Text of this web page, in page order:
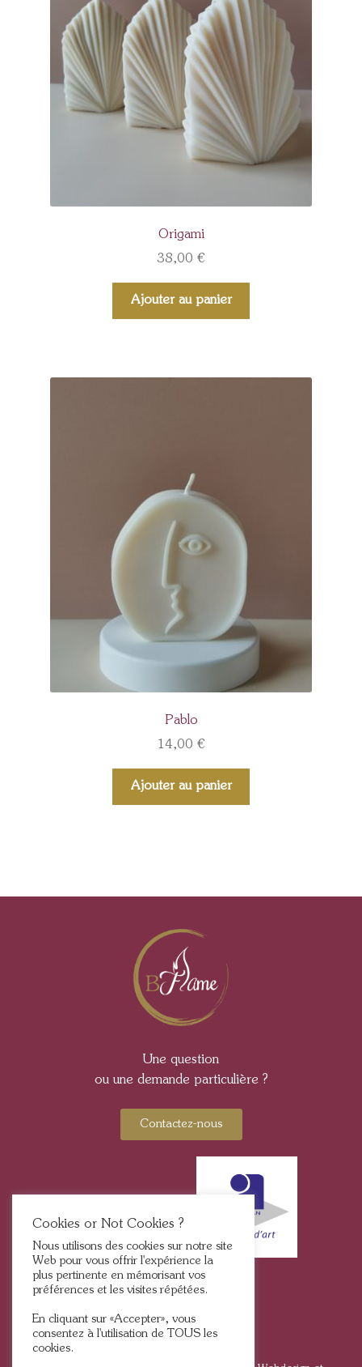
Origami
38,00 €
Ajouter au panier
Pablo
14,00 €
Ajouter au panier
Une question
ou une demande particulière ?
Contactez-nous
Cookies or Not Cookies ?
Nous utilisons des cookies sur notre site
Web pour vous offrir l'expérience la
plus pertinente en mémorisant vos
préférences et les visites répétées.
En cliquant sur «Accepter», vous
consentez à l'utilisation de TOUS les
cookies.